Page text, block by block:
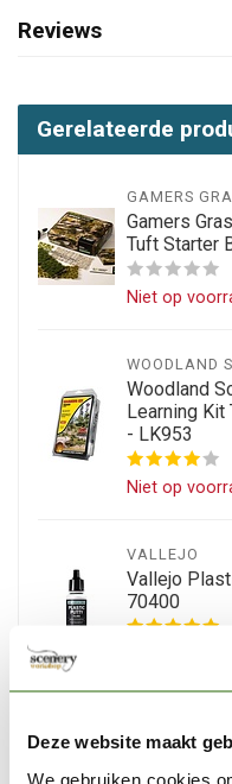
Deze website maakt
We gebruiken cookies
Reviews
Gerelateerde
GAMERS
Gamers
Tuft Starter
Niet op
WOODLAND
Woodland
Learning
- LK953
Niet op
VALLEJO
Vallejo
70400
Woodland
Tac - 236 ml